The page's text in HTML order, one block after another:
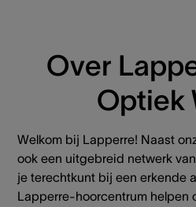
Over
Optiek
Welkom bij Lapperre! Naast
ook een uitgebreid netwerk
je terechtkunt bij een erkende
Lapperre-hoorcentrum helpen